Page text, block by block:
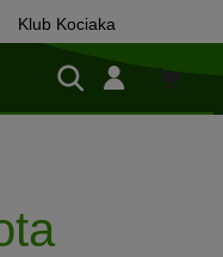
Klub Kociaka
Sklep